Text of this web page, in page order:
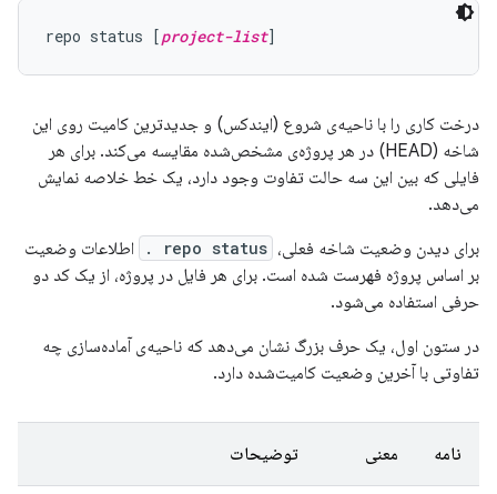
repo status [project-list
درخت کاری را با ناحیه‌ی شروع (ایندکس) و جدیدترین کامیت روی این
شاخه (HEAD) در هر پروژه‌ی مشخص‌شده مقایسه می‌کند. برای هر
فایلی که بین این سه حالت تفاوت وجود دارد، یک خط خلاصه نمایش
می‌دهد.
برای دیدن وضعیت شاخه فعلی، repo status .
اطلاعات وضعیت
بر اساس پروژه فهرست شده است. برای هر فایل در پروژه، از یک کد دو
حرفی استفاده می‌شود.
در ستون اول، یک حرف بزرگ نشان می‌دهد که ناحیه‌ی آماده‌سازی چه
تفاوتی با آخرین وضعیت کامیت‌شده دارد.
نامه معنی توضیحات